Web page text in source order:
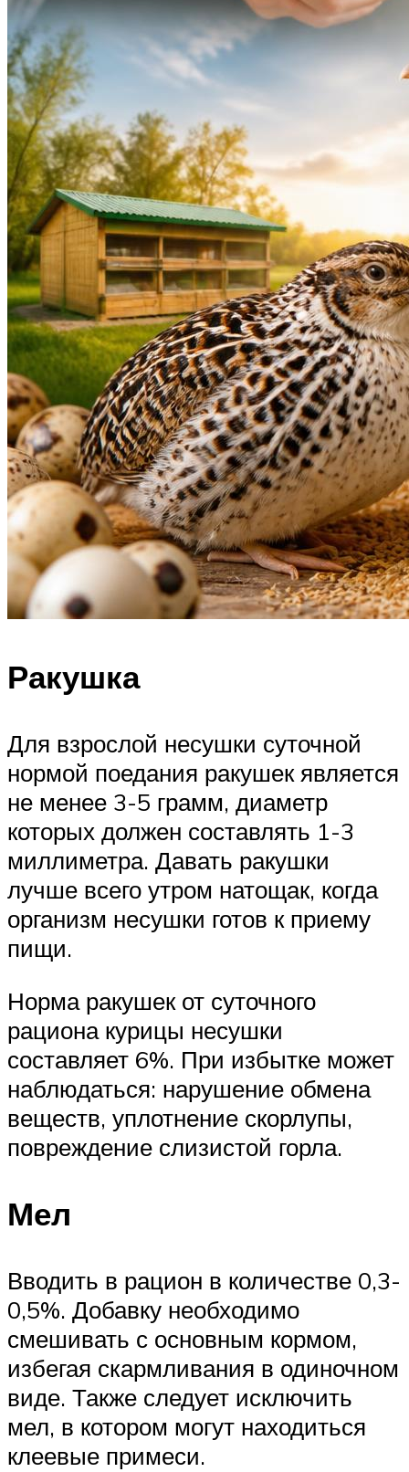
Ракушка
Для взрослой несушки суточной
нормой поедания ракушек является
не менее 3-5 грамм, диаметр
которых должен составлять 1-3
миллиметра. Давать ракушки
лучше всего утром натощак, когда
организм несушки готов к приему
пищи.
Норма ракушек от суточного
рациона курицы несушки
составляет 6%. При избытке может
наблюдаться: нарушение обмена
веществ, уплотнение скорлупы,
повреждение слизистой горла.
Мел
Вводить в рацион в количестве 0,3-
0,5%. Добавку необходимо
смешивать с основным кормом,
избегая скармливания в одиночном
виде. Также следует исключить
мел, в котором могут находиться
клеевые примеси.